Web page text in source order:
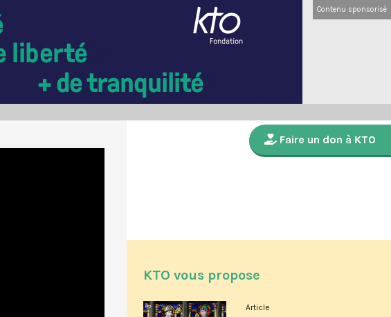
Contenu sponsorisé
Faire un don à KTO
KTO vous propose
Article